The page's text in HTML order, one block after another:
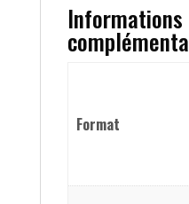
Informations
Format